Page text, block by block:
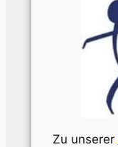
Zu unserer